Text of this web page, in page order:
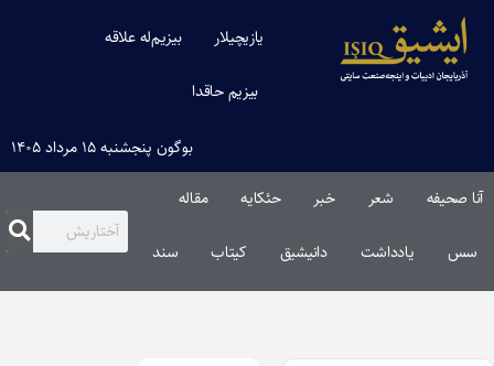
یازیچیلار بیزیم‌له علاقه
بیزیم حاقدا
بوگون پنجشنبه ۱۵ مرداد ۱۴۰۵
آنا صحیفه شعر خبر حئکایه مقاله‌
سس یادداشت دانیشیق کیتاب سند